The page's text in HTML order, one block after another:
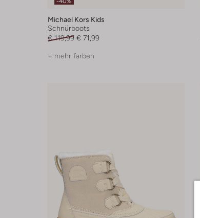
Michael Kors Kids
Schnürboots
€ 119,99 € 71,99
+ mehr farben